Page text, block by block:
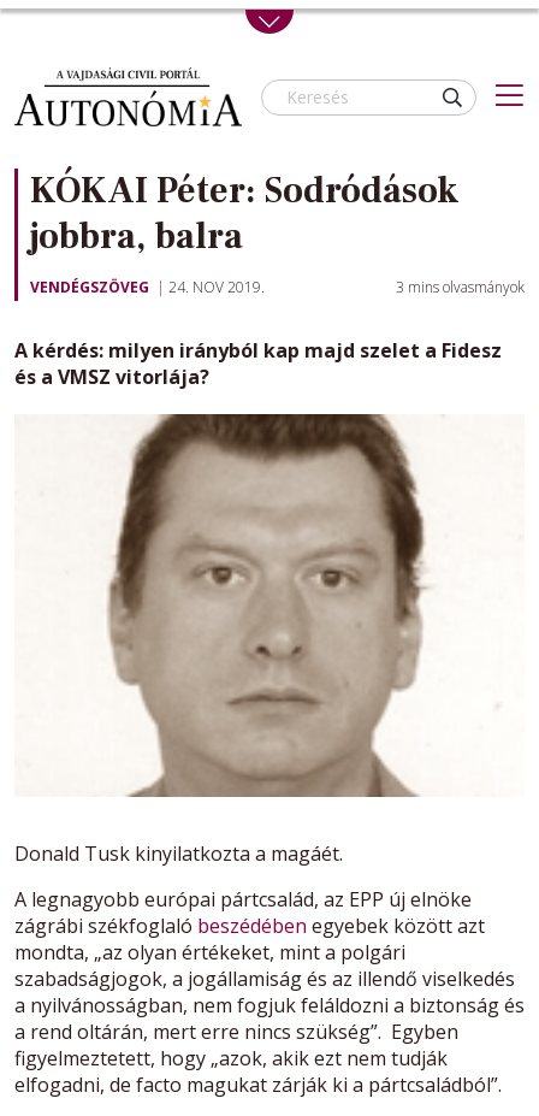
Skip to main content
KÓKAI Péter: Sodródások
jobbra, balra
VENDÉGSZÖVEG 24. NOV 2019. 3 mins olvasmányok
A kérdés: milyen irányból kap majd szelet a Fidesz
és a VMSZ vitorlája?
Donald Tusk kinyilatkozta a magáét.
A legnagyobb európai pártcsalád, az EPP új elnöke
zágrábi székfoglaló beszédében egyebek között azt
mondta, „az olyan értékeket, mint a polgári
szabadságjogok, a jogállamiság és az illendő viselkedés
a nyilvánosságban, nem fogjuk feláldozni a biztonság és
a rend oltárán, mert erre nincs szükség”. Egyben
figyelmeztetett, hogy „azok, akik ezt nem tudják
elfogadni, de facto magukat zárják ki a pártcsaládból”.